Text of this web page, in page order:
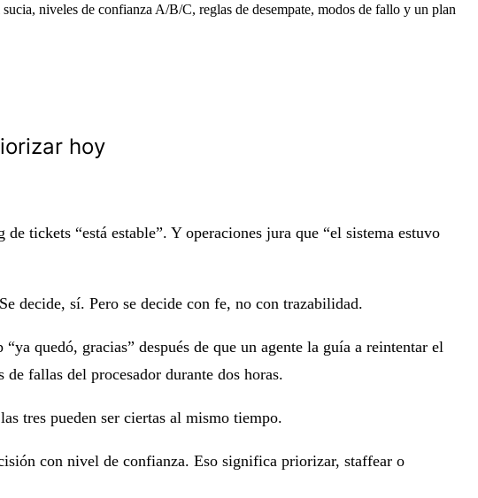
niveles de confianza A/B/C, reglas de desempate, modos de fallo y un plan
hoy
tickets “está estable”. Y operaciones jura que “el sistema estuvo
decide, sí. Pero se decide con fe, no con trazabilidad.
quedó, gracias” después de que un agente la guía a reintentar el
fallas del procesador durante dos horas.
tres pueden ser ciertas al mismo tiempo.
con nivel de confianza. Eso significa priorizar, staffear o